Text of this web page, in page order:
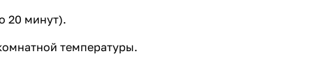
20 минут).
температуры.